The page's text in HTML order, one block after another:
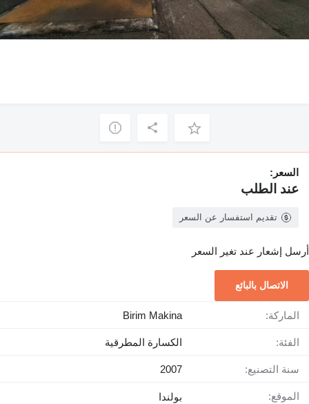
السعر:
عند الطلب
تقديم استفسار عن السعر
أرسل إشعار عند تغير السعر
الاتصال بالبائع
الماركة: Birim Makina
الفئة: الكسارة المطرقية
سنة التصنيع: 2007
الموقع:
بولندا